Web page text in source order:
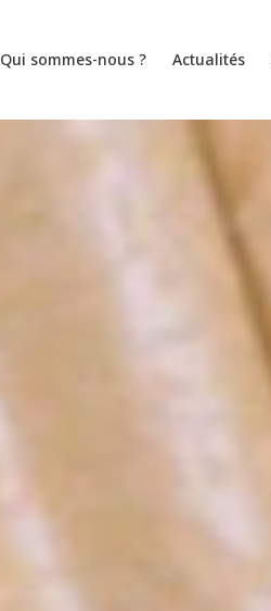
Qui sommes-nous ? Actualités